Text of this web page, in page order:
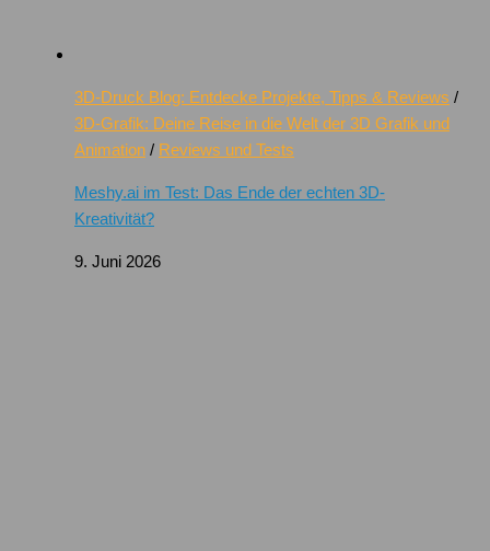
3D-Druck Blog: Entdecke Projekte, Tipps & Reviews /
3D-Grafik: Deine Reise in die Welt der 3D Grafik und
Animation / Reviews und Tests
Meshy.ai im Test: Das Ende der echten 3D-
Kreativität?
9. Juni 2026